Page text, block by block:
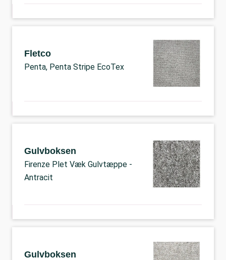
Fletco
Penta, Penta Stripe EcoTex
Gulvboksen
Firenze Plet Væk Gulvtæppe -
Antracit
Gulvboksen